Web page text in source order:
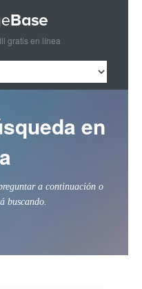
gratis en línea
en
a continuación o
buscando.